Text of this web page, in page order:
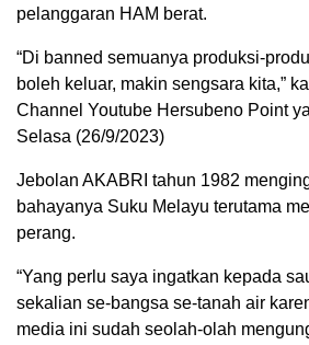
pelanggaran HAM berat.
“Di banned semuanya produksi-
boleh keluar, makin sengsara kita,”
Channel Youtube Hersubeno Point
Selasa (26/9/2023)
Jebolan AKABRI tahun 1982
bahayanya Suku Melayu terutama
perang.
“Yang perlu saya ingatkan kepada
sekalian se-bangsa se-tanah air
media ini sudah seolah-olah